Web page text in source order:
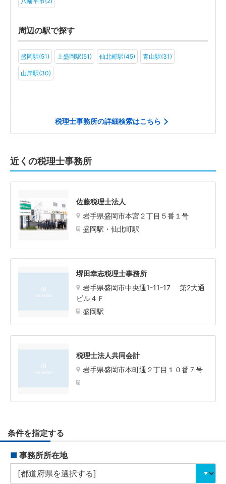
周辺の駅で探す
盛岡駅(51) 上盛岡駅(51) 仙北町駅(45) 青山駅(31)
山岸駅(30)
税理士事務所の詳細検索はこちら
近くの税理士事務所
佐藤税理士法人
岩手県盛岡市本宮２丁目５番１号
盛岡駅・仙北町駅
堺田幸志税理士事務所
岩手県盛岡市中央通1-11-17 第2大通
ビル４Ｆ
盛岡駅
税理士法人共同会計
岩手県盛岡市本町通２丁目１０番７号
条件を指定する
■ 事務所所在地